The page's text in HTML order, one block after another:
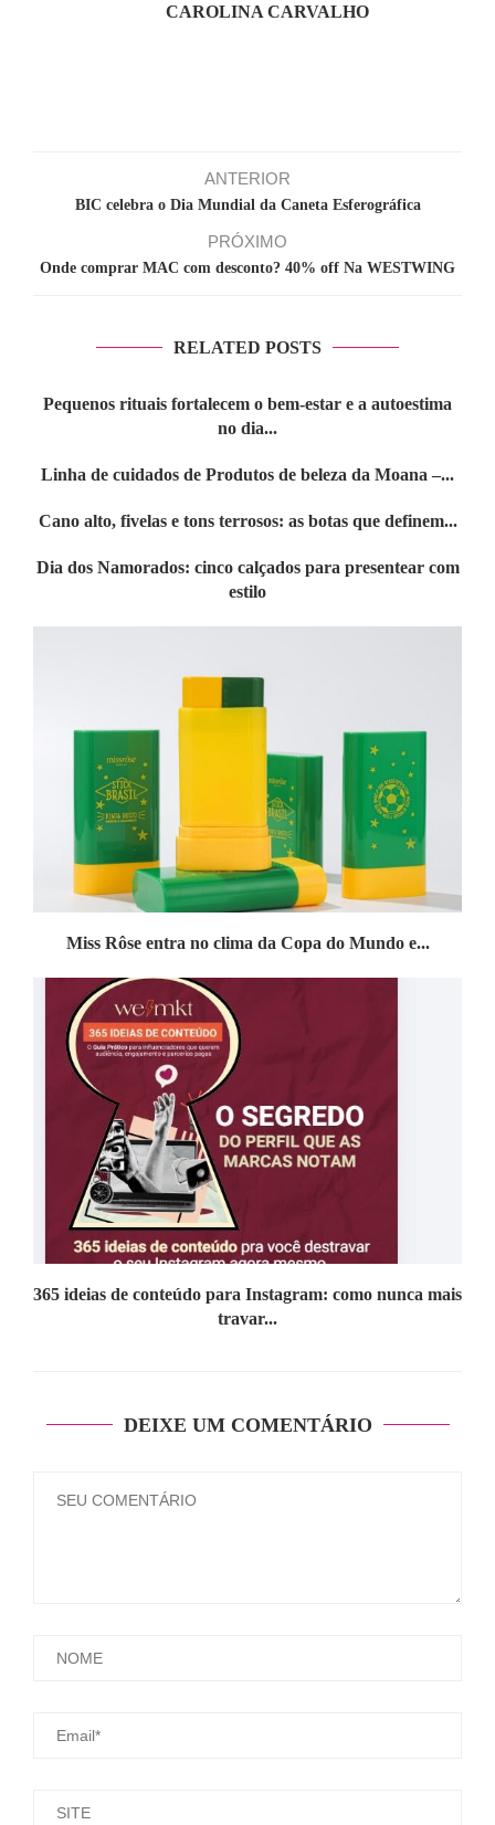
CAROLINA CARVALHO
ANTERIOR
BIC celebra o Dia Mundial da Caneta Esferográfica
PRÓXIMO
Onde comprar MAC com desconto? 40% off Na WESTWING
RELATED POSTS
Pequenos rituais fortalecem o bem-estar e a autoestima
no dia...
Linha de cuidados de Produtos de beleza da Moana –...
Cano alto, fivelas e tons terrosos: as botas que definem...
Dia dos Namorados: cinco calçados para presentear com
estilo
Miss Rôse entra no clima da Copa do Mundo e...
365 ideias de conteúdo para Instagram: como nunca mais
travar...
DEIXE UM COMENTÁRIO